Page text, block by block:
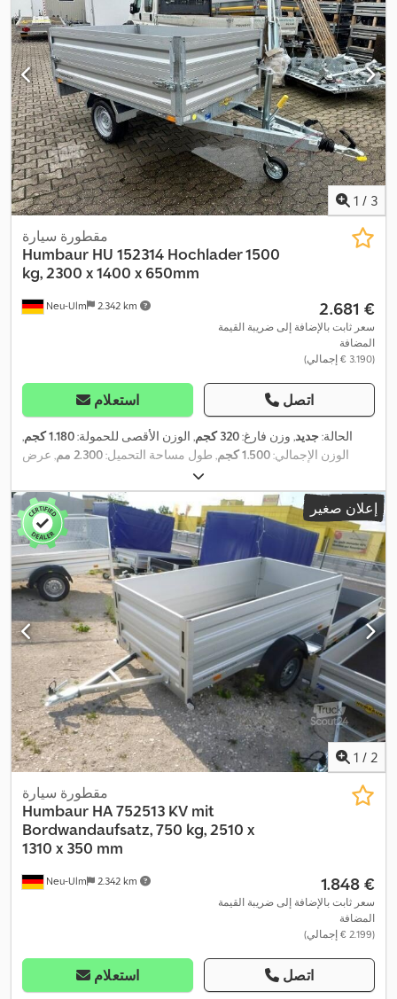
1 / 3
Neu-Ulm 2.342 km
مقطورة سيارة
Humbaur HU 152314 Hochlader 1500
kg, 2300 x 1400 x 650mm
‏2.681 €
سعر ثابت بالإضافة إلى ضريبة القيمة
المضافة
(‏3.190 € إجمالي)
استعلام اتصل
الحالة:جديد, وزن فارغ:320 كجم , الوزن الأقصى للحمولة:1.180 كجم
,
الوزن الإجمالي:1.500 كجم , طول مساحة التحميل:2.300 مم
, عرض
, ارتفاع مساحة التحميل:
مساحة التحميل:1 م³ , لون:آخر, ارتفاع البناء:1.300 مم
, العرض التشغيلي:
1.535 مم
إعلان صغير
1 / 2
Neu-Ulm 2.342 km
مقطورة سيارة
Humbaur HA 752513 KV mit
Bordwandaufsatz, 750 kg, 2510 x
1310 x 350 mm
‏1.848 €
سعر ثابت بالإضافة إلى ضريبة القيمة
المضافة
(‏2.199 € إجمالي)
استعلام اتصل